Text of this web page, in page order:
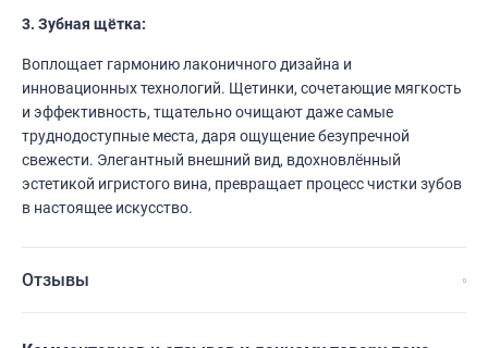
3. Зубная щётка:
Воплощает гармонию лаконичного дизайна и
инновационных технологий. Щетинки, сочетающие мягкость
и эффективность, тщательно очищают даже самые
труднодоступные места, даря ощущение безупречной
свежести. Элегантный внешний вид, вдохновлённый
эстетикой игристого вина, превращает процесс чистки зубов
в настоящее искусство.
Отзывы